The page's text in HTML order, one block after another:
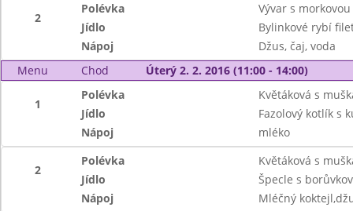
2
Polévka
Vývar s
Jídlo
Bylinkové rybí
Nápoj
Džus, čaj, voda
Menu
Chod Úterý 2. 2. 2016 (11:00 - 14:00)
1
Polévka
Květáková s
Jídlo
Fazolový kotlík s
Nápoj
mléko
2
Polévka
Květáková s
Jídlo
Špecle s
Nápoj
Mléčný